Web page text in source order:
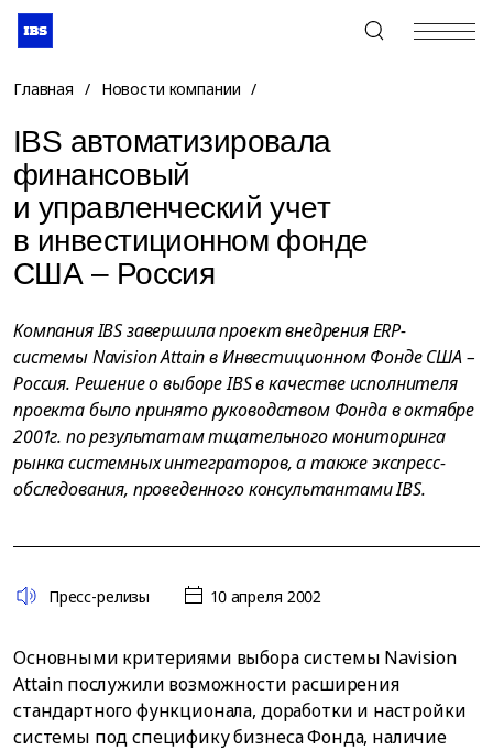
+7 (495) 967-80-80
Главная / Новости компании /
IBS автоматизировала
финансовый
и управленческий учет
в инвестиционном фонде
США – Россия
Компания IBS завершила проект внедрения ERP-
системы Navision Attain в Инвестиционном Фонде США –
Россия. Решение о выборе IBS в качестве исполнителя
проекта было принято руководством Фонда в октябре
2001г. по результатам тщательного мониторинга
рынка системных интеграторов, а также экспресс-
обследования, проведенного консультантами IBS.
Пресс-релизы 10 апреля 2002
Основными критериями выбора системы Navision
Attain послужили возможности расширения
стандартного функционала, доработки и настройки
системы под специфику бизнеса Фонда, наличие